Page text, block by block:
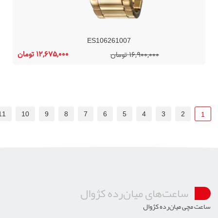
ES106261007
12,675,000 تومان 16,900,000 تومان
1
2
3
4
5
6
7
8
9
10
ساعت‌های میان‌رده کژوال
ساعت مچی میان‌رده کژوال